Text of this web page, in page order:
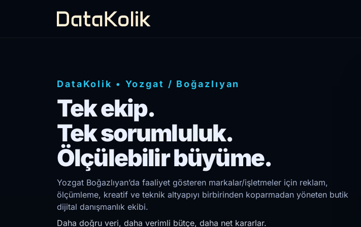
DataKolik • Yozgat / Boğazlıyan
Tek ekip.
Tek sorumluluk.
Ölçülebilir büyüme.
Yozgat Boğazlıyan’da faaliyet gösteren markalar/işletmeler için reklam,
ölçümleme, kreatif ve teknik altyapıyı birbirinden koparmadan yöneten butik
dijital danışmanlık ekibi.
Daha doğru veri, daha verimli bütçe, daha net kararlar.